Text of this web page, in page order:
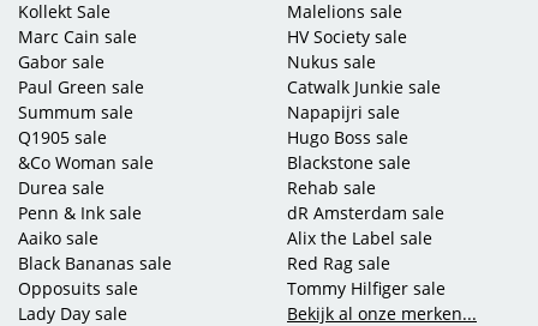
Kollekt Sale
Marc Cain sale
Gabor sale
Paul Green sale
Summum sale
Q1905 sale
&Co Woman sale
Durea sale
Penn & Ink sale
Aaiko sale
Black Bananas sale
Opposuits sale
Lady Day sale
Malelions sale
HV Society sale
Nukus sale
Catwalk Junkie sale
Napapijri sale
Hugo Boss sale
Blackstone sale
Rehab sale
dR Amsterdam sale
Alix the Label sale
Red Rag sale
Tommy Hilfiger sale
Bekijk al onze merken...